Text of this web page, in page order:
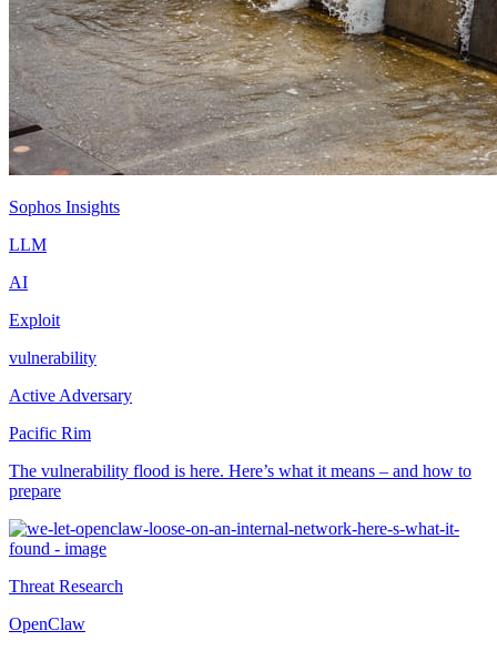
Sophos Insights
LLM
AI
Exploit
vulnerability
Active Adversary
Pacific Rim
The vulnerability flood is here. Here’s what it means – and how to
prepare
Threat Research
OpenClaw